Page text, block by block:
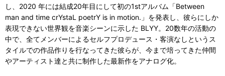
し、2020 年には結成20年目にして初の1stアルバム「Between
man and time crYstaL poetrY is in motion.」を発表し、彼らにしか
表現できない世界観を音楽シーンに示した BLYY。20数年の活動の
中で、全てメンバーによるセルフプロデュース・客演なしというス
タイルでの作品作りを行なってきた彼らが、今まで培ってきた仲間
やアーティスト達と共に制作した最新作をアナログ化。